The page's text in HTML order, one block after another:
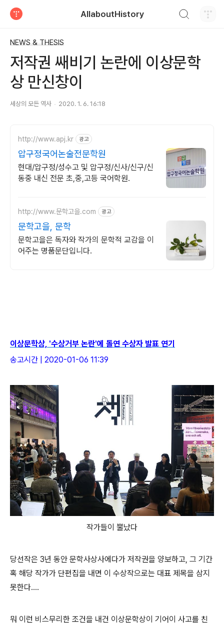
AllaboutHistory
NEWS & THESIS
저작권 쌔비기 논란에 이상문학
상 만신창이
세상의 모든 역사 2020. 1. 6. 16:18
http://www.apj.kr 광고
압구정국어논술전문학원
현대/압구정/성수고 및 압구정/신사/신구/신
동중 내신 전문 초,중,고등 국어학원.
http://www.문학고을.com 광고
문학고을, 문학
문학고을은 독자와 작가의 문학적 교감을 이
어주는 명품문단입니다.
이상문학상, '수상거부 논란'에 돌연 수상자 발표 연기
송고시간 | 2020-01-06 11:39
작가들이 뿔났다
당선작은 3년 동안 문학사상사에다가 저작권을 양보하고, 그 기간
혹 해당 작가가 단편집을 내면 이 수상작으로는 대표 제목을 삼지
못한다....
뭐 이런 비스무리한 조건을 내건 이상문학상이 기어이 사고를 친